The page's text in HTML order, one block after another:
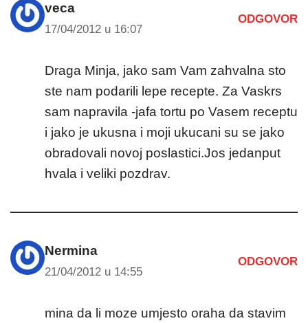
veca
17/04/2012 u 16:07
ODGOVOR
Draga Minja, jako sam Vam zahvalna sto
ste nam podarili lepe recepte. Za Vaskrs
sam napravila -jafa tortu po Vasem receptu
i jako je ukusna i moji ukucani su se jako
obradovali novoj poslastici.Jos jedanput
hvala i veliki pozdrav.
Nermina
21/04/2012 u 14:55
ODGOVOR
mina da li moze umjesto oraha da stavim